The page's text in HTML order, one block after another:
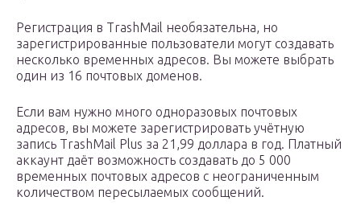
Регистрация в TrashMail необязательна, но
зарегистрированные пользователи могут создавать
несколько временных адресов. Вы можете выбрать
один из 16 почтовых доменов.
Если вам нужно много одноразовых почтовых
адресов, вы можете зарегистрировать учётную
запись TrashMail Plus за 21,99 доллара в год. Платный
аккаунт даёт возможность создавать до 5 000
временных почтовых адресов с неограниченным
количеством пересылаемых сообщений.